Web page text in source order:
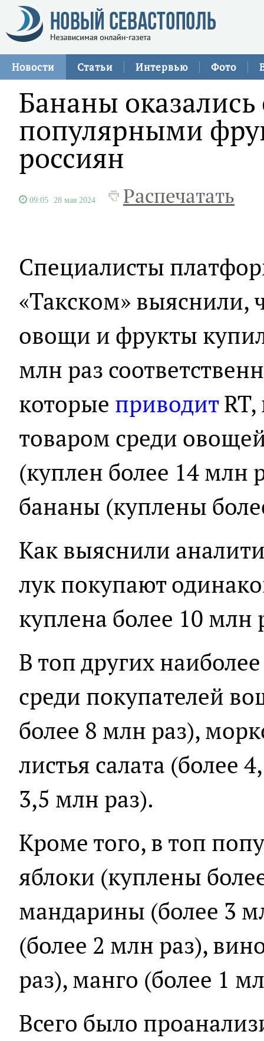
Новости Статьи Интервью Фото
Бананы
популярными
россиян
09:05 28 мая 2024 Распечатать
Специалисты
«Такском» выяснили,
овощи и фрукты
млн раз
которые приводитRT,
товаром среди
(куплен более 14 млн
бананы (куплены
Как выяснили
лук покупают
куплена более 10 млн
В топ других
среди покупателей
более 8 млн раз),
листья салата (более
3,5 млн раз).
Кроме того, в топ
яблоки (куплены
мандарины (более 3
(более 2 млн раз),
раз), манго (более 1
Всего было